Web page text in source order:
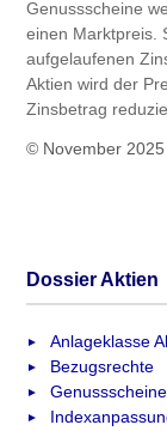
Genussscheine
einen Marktpreis.
aufgelaufenen
Aktien wird der
Zinsbetrag
© November
Dossier Aktien
Anlageklasse
Bezugsrechte
Genussscheine